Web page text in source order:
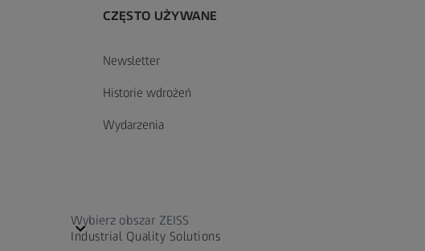
CZĘSTO UŻYWANE
Newsletter
Historie wdrożeń
Wydarzenia
Wybierz obszar ZEISS
Industrial Quality Solutions